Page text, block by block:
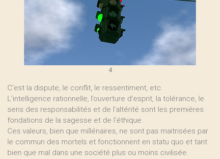
4
C’est la dispute, le conflit, le ressentiment, etc.
L’intelligence rationnelle, l’ouverture d’esprit, la tolérance, le
sens des responsabilités et de l’altérité sont les premières
fondations de la sagesse et de l’éthique.
Ces valeurs, bien que millénaires, ne sont pas maitrisées par
le commun des mortels et fonctionnent en statu quo et tant
bien que mal dans une société plus ou moins civilisée.